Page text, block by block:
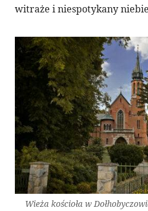
witraże i niespotykany
Wieża kościoła w